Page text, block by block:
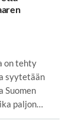
on tehty
syytetään
Suomen
paljon…